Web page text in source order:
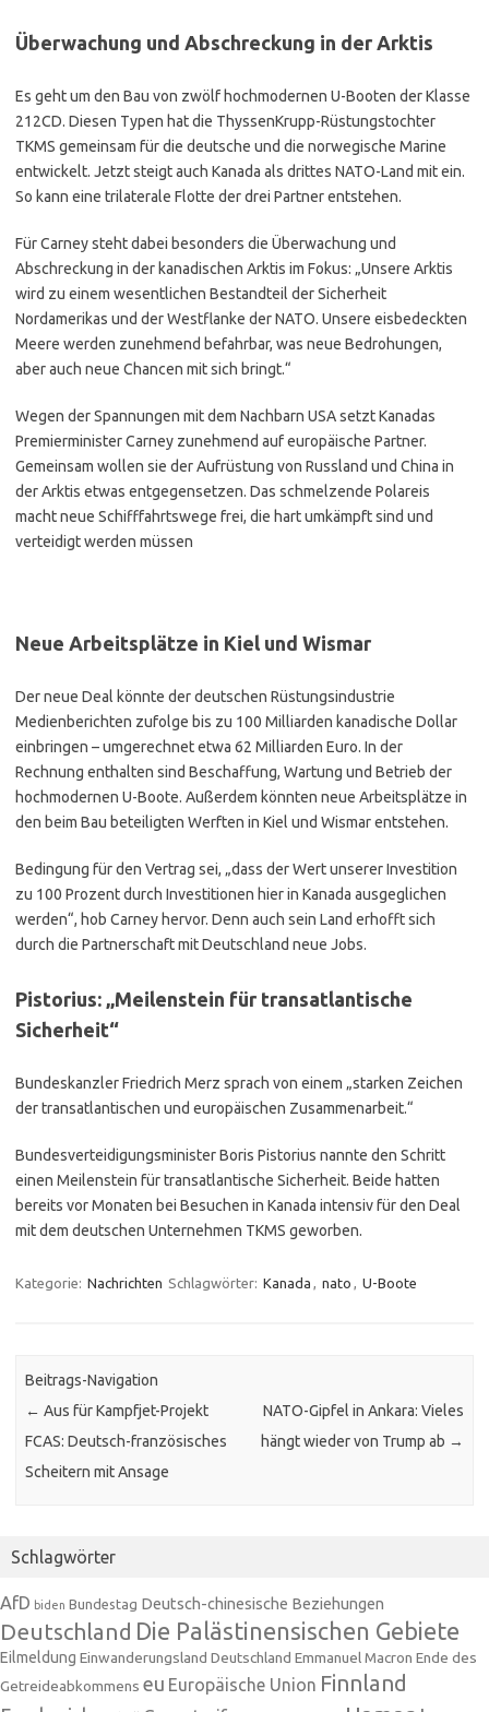
Überwachung und Abschreckung in der Arktis
Es geht um den Bau von zwölf hochmodernen U-Booten der Klasse
212CD. Diesen Typen hat die ThyssenKrupp-Rüstungstochter
TKMS gemeinsam für die deutsche und die norwegische Marine
entwickelt. Jetzt steigt auch Kanada als drittes NATO-Land mit ein.
So kann eine trilaterale Flotte der drei Partner entstehen.
Für Carney steht dabei besonders die Überwachung und
Abschreckung in der kanadischen Arktis im Fokus: „Unsere Arktis
wird zu einem wesentlichen Bestandteil der Sicherheit
Nordamerikas und der Westflanke der NATO. Unsere eisbedeckten
Meere werden zunehmend befahrbar, was neue Bedrohungen,
aber auch neue Chancen mit sich bringt.“
Wegen der Spannungen mit dem Nachbarn USA setzt Kanadas
Premierminister Carney zunehmend auf europäische Partner.
Gemeinsam wollen sie der Aufrüstung von Russland und China in
der Arktis etwas entgegensetzen. Das schmelzende Polareis
macht neue Schifffahrtswege frei, die hart umkämpft sind und
verteidigt werden müssen
Neue Arbeitsplätze in Kiel und Wismar
Der neue Deal könnte der deutschen Rüstungsindustrie
Medienberichten zufolge bis zu 100 Milliarden kanadische Dollar
einbringen – umgerechnet etwa 62 Milliarden Euro. In der
Rechnung enthalten sind Beschaffung, Wartung und Betrieb der
hochmodernen U-Boote. Außerdem könnten neue Arbeitsplätze in
den beim Bau beteiligten Werften in Kiel und Wismar entstehen.
Bedingung für den Vertrag sei, „dass der Wert unserer Investition
zu 100 Prozent durch Investitionen hier in Kanada ausgeglichen
werden“, hob Carney hervor. Denn auch sein Land erhofft sich
durch die Partnerschaft mit Deutschland neue Jobs.
Pistorius: „Meilenstein für transatlantische
Sicherheit“
Bundeskanzler Friedrich Merz sprach von einem „starken Zeichen
der transatlantischen und europäischen Zusammenarbeit.“
Bundesverteidigungsminister Boris Pistorius nannte den Schritt
einen Meilenstein für transatlantische Sicherheit. Beide hatten
bereits vor Monaten bei Besuchen in Kanada intensiv für den Deal
mit dem deutschen Unternehmen TKMS geworben.
Kategorie: Nachrichten Schlagwörter: Kanada , nato , U-Boote
Beitrags-Navigation
← Aus für Kampfjet-Projekt
FCAS: Deutsch-französisches
Scheitern mit Ansage
NATO-Gipfel in Ankara: Vieles
hängt wieder von Trump ab →
Schlagwörter
AfD biden Bundestag Deutsch-chinesische Beziehungen
Deutschland Die Palästinensischen Gebiete
Eilmeldung Einwanderungsland Deutschland Emmanuel Macron Ende des
Getreideabkommens eu Europäische Union Finnland